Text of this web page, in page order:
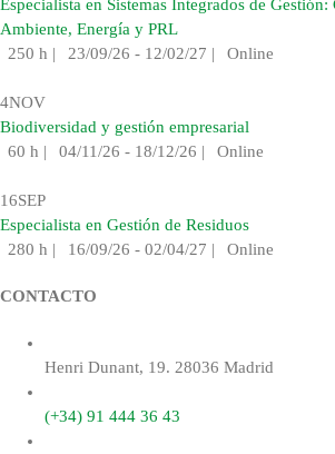
Especialista en Sistemas Integrados de
Ambiente, Energía y PRL
250 h | 23/09/26 - 12/02/27 | Online
4NOV
Biodiversidad y gestión empresarial
60 h | 04/11/26 - 18/12/26 | Online
16SEP
Especialista en Gestión de Residuos
280 h | 16/09/26 - 02/04/27 | Online
CONTACTO
Henri Dunant, 19. 28036 Madrid
(+34) 91 444 36 43